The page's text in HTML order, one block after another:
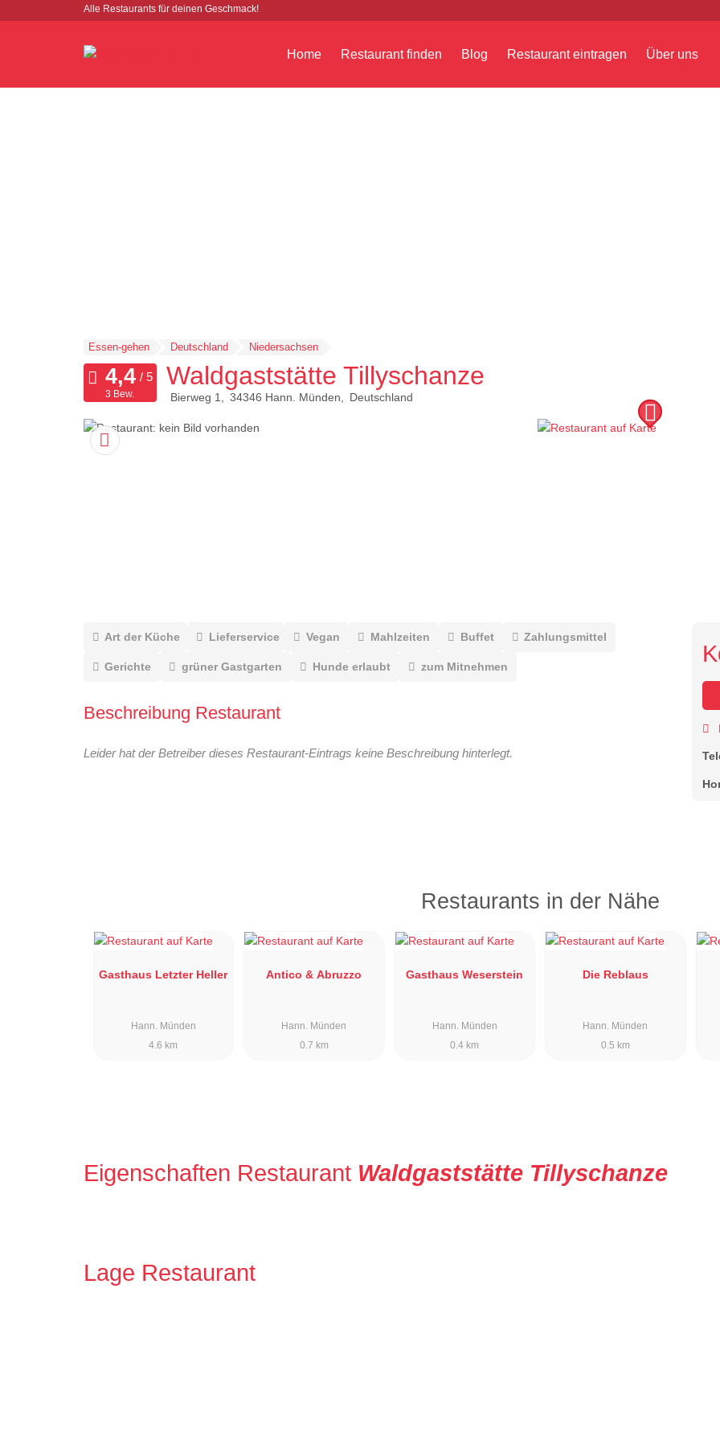
Alle Restaurants für deinen Geschmack!
Home Restaurant finden Blog Restaurant eintragen Über uns
Essen-gehen Deutschland Niedersachsen
Waldgaststätte Tillyschanze
Bierweg 1 34346 Hann. Münden Deutschland
3 Bew.
Art der Küche Lieferservice Vegan Mahlzeiten Buffet Zahlungsmittel
Gerichte grüner Gastgarten Hunde erlaubt zum Mitnehmen
Beschreibung Restaurant
Leider hat der Betreiber dieses Restaurant-Eintrags keine Beschreibung hinterlegt.
Restaurants in der Nähe
Gasthaus Letzter Heller
Hann. Münden
4.6 km
Antico & Abruzzo
Hann. Münden
0.7 km
Gasthaus Weserstein
Hann. Münden
0.4 km
Die Reblaus
Hann. Münden
0.5 km
Eigenschaften Restaurant Waldgaststätte Tillyschanze
Lage Restaurant